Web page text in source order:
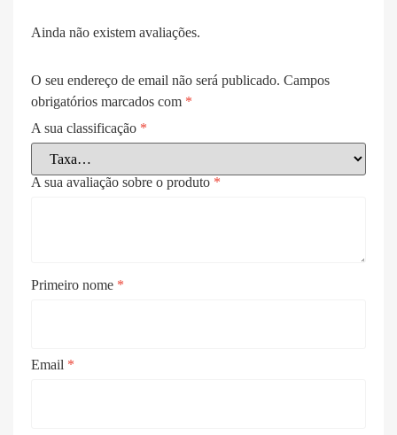
Ainda não existem avaliações.
O seu endereço de email não será publicado. Campos
obrigatórios marcados com *
A sua classificação *
A sua avaliação sobre o produto *
Primeiro nome *
Email *